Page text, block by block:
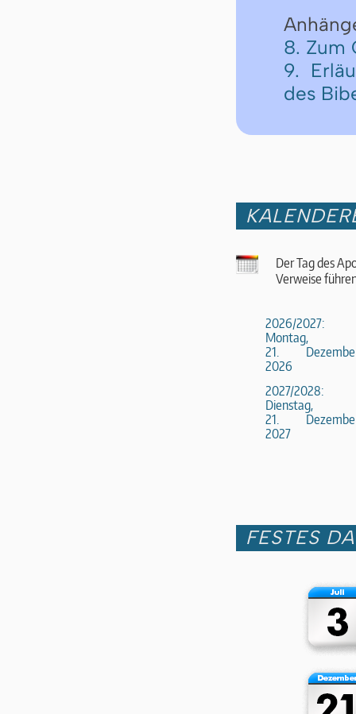
8. Zum
9.
des
Der Tag des
Verweise
2026/2027:
Montag,
21.
2026
2027/2028:
Dienstag,
21.
2027
FESTES